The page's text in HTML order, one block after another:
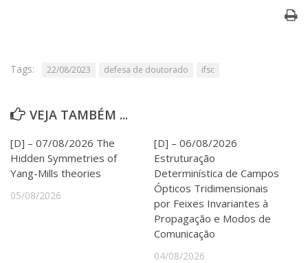
Outros serviços
Assessorias e Mídias
Aplicativos e Sites
Jornal da USP
Agenda de Eventos
Defesa de Teses
Tags: 22/08/2023 defesa de doutorado ifsc
VEJA TAMBÉM ...
[D] – 07/08/2026 The
Hidden Symmetries of
Yang-Mills theories
05/08/2026
[D] – 06/08/2026
Estruturação
Determinística de Campos
Ópticos Tridimensionais
por Feixes Invariantes à
Propagação e Modos de
Comunicação
04/08/2026